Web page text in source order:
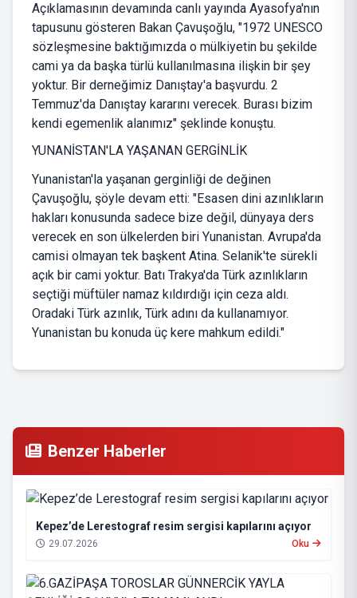
Açıklamasının devamında canlı yayında Ayasofya'nın
tapusunu gösteren Bakan Çavuşoğlu, "1972 UNESCO
sözleşmesine baktığımızda o mülkiyetin bu şekilde
cami ya da başka türlü kullanılmasına ilişkin bir şey
yoktur. Bir derneğimiz Danıştay'a başvurdu. 2
Temmuz'da Danıştay kararını verecek. Burası bizim
kendi egemenlik alanımız" şeklinde konuştu.
YUNANİSTAN'LA YAŞANAN GERGİNLİK
Yunanistan'la yaşanan gerginliği de değinen
Çavuşoğlu, şöyle devam etti: "Esasen dini azınlıkların
hakları konusunda sadece bize değil, dünyaya ders
verecek en son ülkelerden biri Yunanistan. Avrupa'da
camisi olmayan tek başkent Atina. Selanik'te sürekli
açık bir cami yoktur. Batı Trakya'da Türk azınlıkların
seçtiği müftüler namaz kıldırdığı için ceza aldı.
Oradaki Türk azınlık, Türk adını da kullanamıyor.
Yunanistan bu konuda üç kere mahkum edildi."
Benzer Haberler
Kepez’de Lerestograf resim sergisi kapılarını açıyor
29.07.2026 Oku